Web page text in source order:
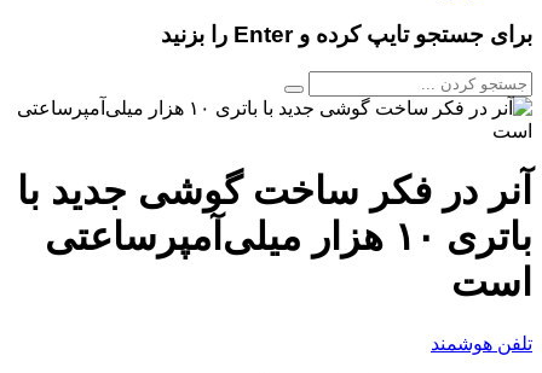
برای جستجو تایپ کرده و Enter را بزنید
آنر در فکر ساخت گوشی جدید با
باتری ۱۰ هزار میلی‌آمپرساعتی
است
تلفن هوشمند